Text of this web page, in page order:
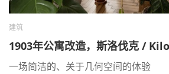
建筑
1903年公寓改造，斯洛伐克 /
一场简洁的、关于几何空间的体验